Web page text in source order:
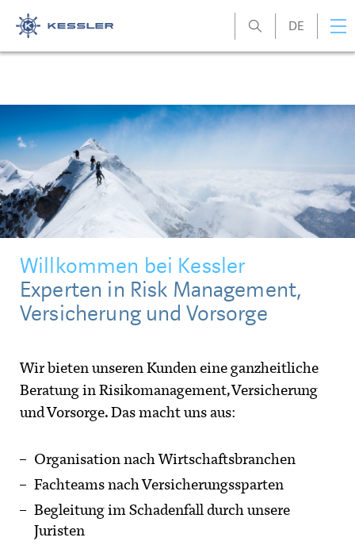
Kessler DE
Willkommen bei Kessler
Experten in Risk Management,
Versicherung und Vorsorge
Wir bieten unseren Kunden eine ganzheitliche
Beratung in Risikomanagement, Versicherung
und Vorsorge. Das macht uns aus:
Organisation nach Wirtschaftsbranchen
Fachteams nach Versicherungssparten
Begleitung im Schadenfall durch unsere
Juristen